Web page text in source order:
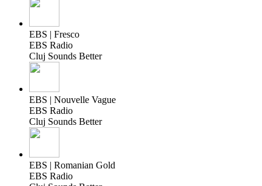
EBS | Fresco
EBS Radio
Cluj Sounds Better
EBS | Nouvelle Vague
EBS Radio
Cluj Sounds Better
EBS | Romanian Gold
EBS Radio